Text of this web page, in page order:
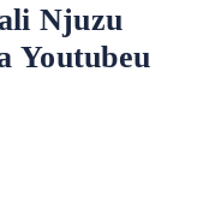
Njuzu
Youtubeu